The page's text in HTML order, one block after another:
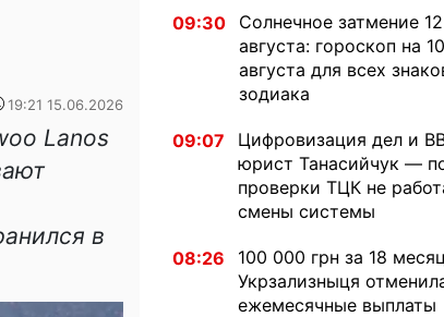
19:21 15.06.2026
Lanos
в
09:30
Солнечное затмение 12
августа: гороскоп на
августа для всех
зодиака
09:07
Цифровизация дел и
юрист Танасийчук —
проверки ТЦК не
смены системы
08:26
100 000 грн за 18
Укрзализныця
ежемесячные выплаты